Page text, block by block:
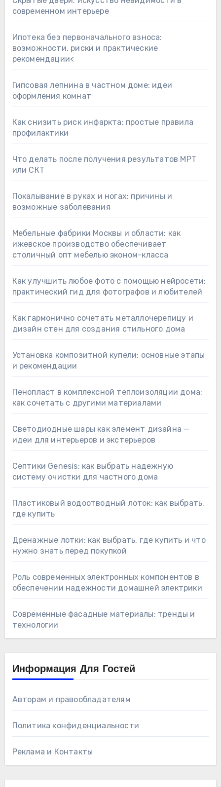
современном интерьере
Ипотека без первоначального взноса:
возможности, риски и практические
рекомендации<
Гипсовая лепнина в частном доме: идеи
оформления комнат
Как снизить риск инфаркта: простые правила
профилактики
Что делать после получения результатов МРТ
или СКТ
Покалывание в руках и ногах: причины и
возможные заболевания
Мебельные фабрики Москвы и области: как
ижевское производство обеспечивает
столичный опт мебелью эконом-класса
Как улучшить любое фото с помощью нейросети:
практический гид для фотографов и любителей
Как гармонично сочетать металлочерепицу и
дизайн стен для создания стильного дома
Установка композитной купели: основные этапы
и рекомендации
Пенопласт в комплексной теплоизоляции дома:
как сочетать с другими материалами
Светодиодные шары как элемент дизайна —
идеи для интерьеров и экстерьеров
Септики Genesis: как выбрать надежную
систему очистки для частного дома
Пластиковый водоотводный лоток: как выбрать,
где купить
Дренажные лотки: как выбрать, где купить и что
нужно знать перед покупкой
Роль современных электронных компонентов в
обеспечении надежности домашней электрики
Современные фасадные материалы: тренды и
технологии
Информация Для Гостей
Авторам и правообладателям
Политика конфиденциальности
Реклама и Контакты